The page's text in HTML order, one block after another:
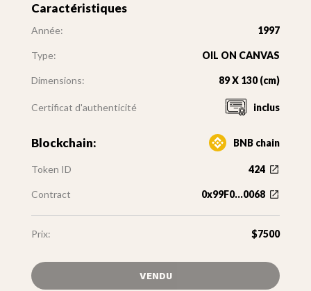
Caractéristiques
Année: 1997
Type: OIL ON CANVAS
Dimensions: 89 X 130 (cm)
Certificat d'authenticité inclus
Blockchain: BNB chain
Token ID 424
Contract 0x99F0...0068
Prix: $7500
VENDU